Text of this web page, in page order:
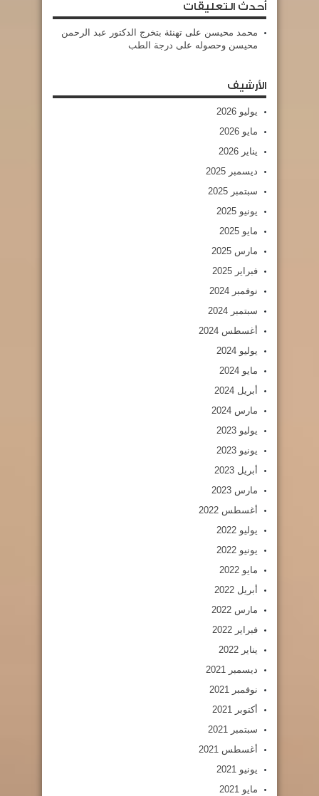
أحدث التعليقات
محمد محيسن على تهنئة بتخرج الدكتور عبد الرحمن
محيسن وحصوله على درجة الطب
الأرشيف
يوليو 2026
مايو 2026
يناير 2026
ديسمبر 2025
سبتمبر 2025
يونيو 2025
مايو 2025
مارس 2025
فبراير 2025
نوفمبر 2024
سبتمبر 2024
أغسطس 2024
يوليو 2024
مايو 2024
أبريل 2024
مارس 2024
يوليو 2023
يونيو 2023
أبريل 2023
مارس 2023
أغسطس 2022
يوليو 2022
يونيو 2022
مايو 2022
أبريل 2022
مارس 2022
فبراير 2022
يناير 2022
ديسمبر 2021
نوفمبر 2021
أكتوبر 2021
سبتمبر 2021
أغسطس 2021
يونيو 2021
مايو 2021